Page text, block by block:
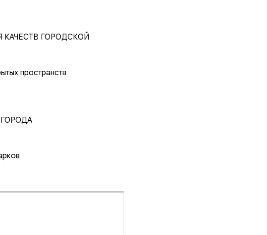
КАЧЕСТВ ГОРОДСКОЙ
пространств